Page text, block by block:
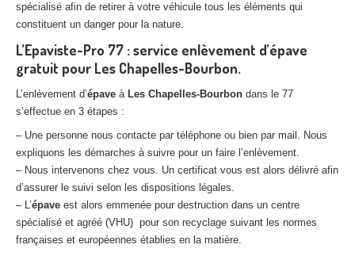
spécialisé afin de retirer à votre véhicule tous les éléments qui
constituent un danger pour la nature.
L’Epaviste-Pro 77 : service enlèvement d’épave
gratuit pour Les Chapelles-Bourbon.
L’enlèvement d’épave à Les Chapelles-Bourbon dans le 77
s’effectue en 3 étapes :
– Une personne nous contacte par téléphone ou bien par mail. Nous
expliquons les démarches à suivre pour un faire l’enlèvement.
– Nous intervenons chez vous. Un certificat vous est alors délivré afin
d’assurer le suivi selon les dispositions légales.
– L’épave est alors emmenée pour destruction dans un centre
spécialisé et agréé (VHU) pour son recyclage suivant les normes
françaises et européennes établies en la matière.